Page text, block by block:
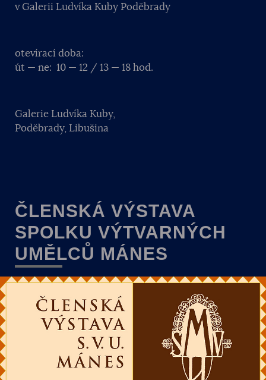
v Galerii Ludvíka Kuby Poděbrady
otevírací doba:
út — ne: 10 — 12 / 13 — 18 hod.
Galerie Ludvíka Kuby,
Poděbrady, Libušina
ČLENSKÁ VÝSTAVA
SPOLKU VÝTVARNÝCH
UMĚLCŮ MÁNES